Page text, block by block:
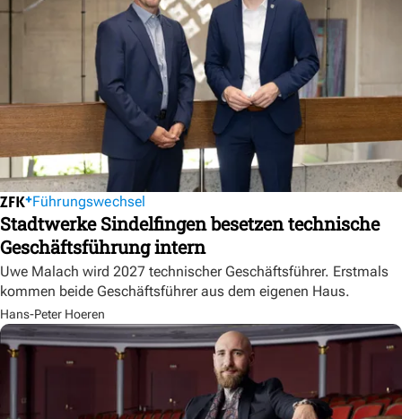
Führungswechsel
Stadtwerke Sindelfingen besetzen technische
Geschäftsführung intern
Uwe Malach wird 2027 technischer Geschäftsführer. Erstmals
kommen beide Geschäftsführer aus dem eigenen Haus.
Hans-Peter Hoeren